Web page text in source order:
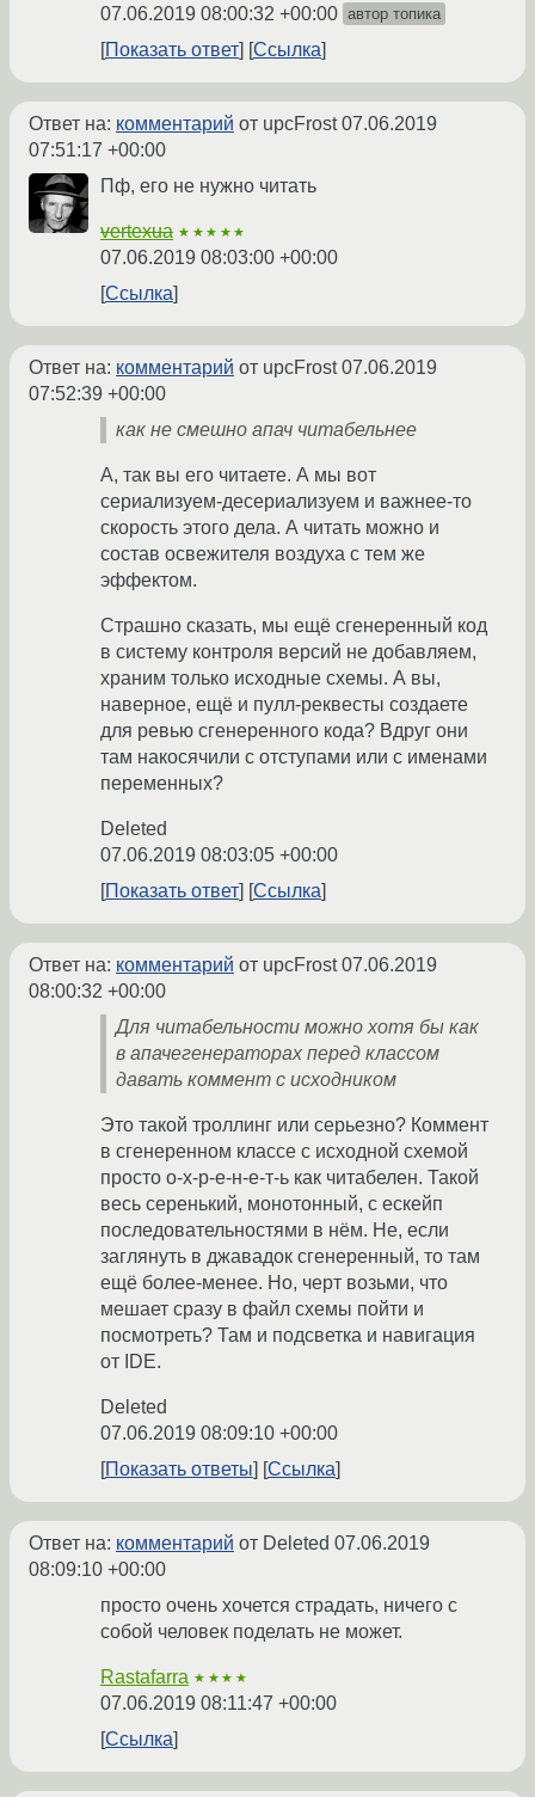
07.06.2019 08:00:32 +00:00 автор топика
Показать ответ Ссылка
Ответ на: комментарий от upcFrost07.06.2019
07:51:17 +00:00
Пф, его не нужно читать
vertexua ★★★★★
07.06.2019 08:03:00 +00:00
Ссылка
Ответ на: комментарий от upcFrost07.06.2019
07:52:39 +00:00
как не смешно апач читабельнее
А, так вы его читаете. А мы вот
сериализуем-десериализуем и важнее-то
скорость этого дела. А читать можно и
состав освежителя воздуха с тем же
эффектом.
Страшно сказать, мы ещё сгенеренный код
в систему контроля версий не добавляем,
храним только исходные схемы. А вы,
наверное, ещё и пулл-реквесты создаете
для ревью сгенеренного кода? Вдруг они
там накосячили с отступами или с именами
переменных?
Deleted
07.06.2019 08:03:05 +00:00
Показать ответ
Ссылка
Ответ на: комментарий от upcFrost07.06.2019
08:00:32 +00:00
Для читабельности можно хотя бы как
в апачегенераторах перед классом
давать коммент с исходником
Это такой троллинг или серьезно? Коммент
в сгенеренном классе с исходной схемой
просто о-х-р-е-н-е-т-ь как читабелен. Такой
весь серенький, монотонный, с ескейп
последовательностями в нём. Не, если
заглянуть в джавадок сгенеренный, то там
ещё более-менее. Но, черт возьми, что
мешает сразу в файл схемы пойти и
посмотреть? Там и подсветка и навигация
от IDE.
Deleted
07.06.2019 08:09:10 +00:00
Показать ответы
Ссылка
Ответ на: комментарий от Deleted 07.06.2019
08:09:10 +00:00
просто очень хочется страдать, ничего с
собой человек поделать не может.
Rastafarra ★★★★
07.06.2019 08:11:47 +00:00
Ссылка